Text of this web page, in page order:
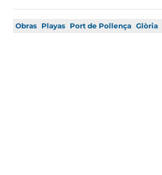
Obras Playas Port de Pollença Glòria